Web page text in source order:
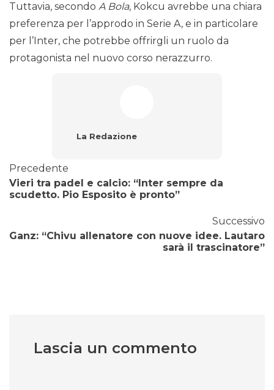
Tuttavia, secondo A Bola, Kokcu avrebbe una chiara
preferenza per l’approdo in Serie A, e in particolare
per l’Inter, che potrebbe offrirgli un ruolo da
protagonista nel nuovo corso nerazzurro.
La Redazione
Precedente
Vieri tra padel e calcio: “Inter sempre da
scudetto. Pio Esposito è pronto”
Successivo
Ganz: “Chivu allenatore con nuove idee. Lautaro
sarà il trascinatore”
Lascia un commento